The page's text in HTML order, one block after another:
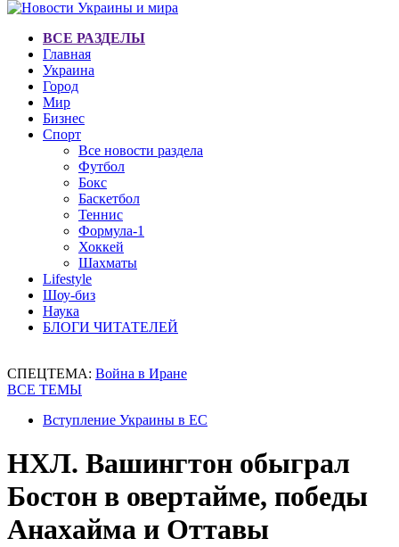
ВСЕ РАЗДЕЛЫ
Главная
Украина
Город
Мир
Бизнес
Спорт
Все новости раздела
Футбол
Бокс
Баскетбол
Теннис
Формула-1
Хоккей
Шахматы
Lifestyle
Шоу-биз
Наука
БЛОГИ ЧИТАТЕЛЕЙ
СПЕЦТЕМА: Война в Иране
ВСЕ ТЕМЫ
Вступление Украины в ЕС
НХЛ. Вашингтон обыграл
Бостон в овертайме, победы
Анахайма и Оттавы